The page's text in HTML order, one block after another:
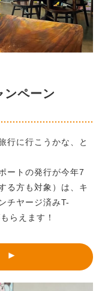
ンペーン
行に行こうかな、と
ートの発行が今年7
る方も対象）は、キ
チヤージ済みT-
らえます！